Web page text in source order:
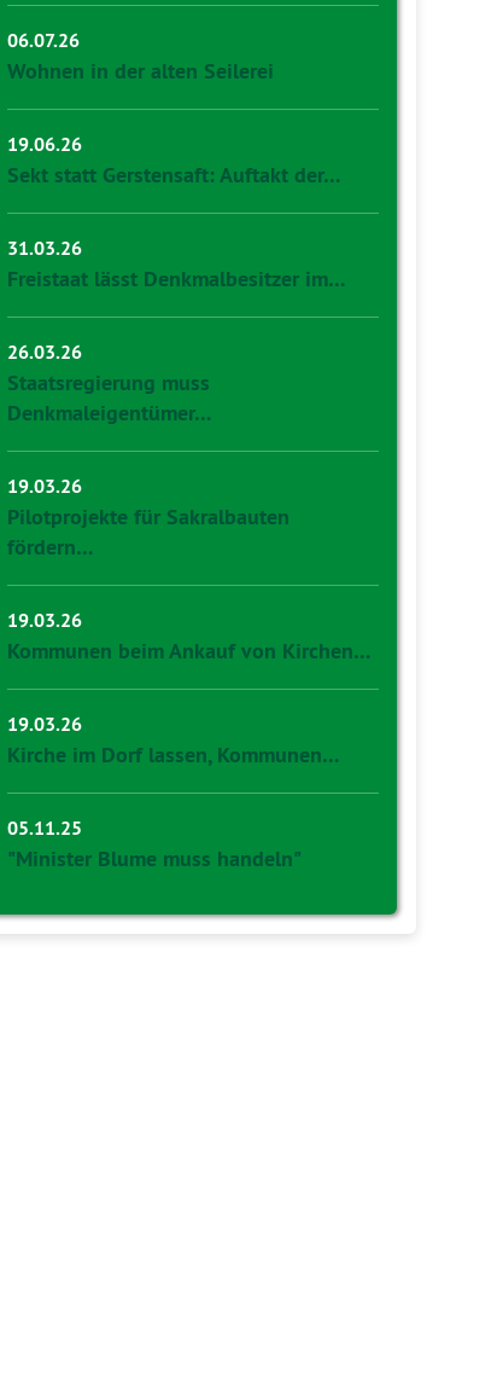
06.07.26
Wohnen in der alten Seilerei
19.06.26
Sekt statt Gerstensaft: Auftakt der…
31.03.26
Freistaat lässt Denkmalbesitzer im…
26.03.26
Staatsregierung muss
Denkmaleigentümer…
19.03.26
Pilotprojekte für Sakralbauten
fördern…
19.03.26
Kommunen beim Ankauf von Kirchen…
19.03.26
Kirche im Dorf lassen, Kommunen…
05.11.25
"Minister Blume muss handeln"